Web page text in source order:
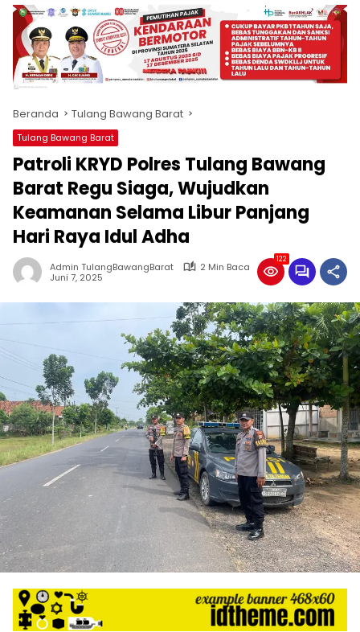
produk
antara
lain
mampu
menjadi
komunikasi
usaha
(beriklan),
fokus
pada
nasional
maupun
international,
bernuansa
lokal
dan
dinamis,
kisaran
harga
iklan
yang
relatif
lebih
murah
dari
Koran
maupun
media
siber
lainnya,
desain
Koran
dan
media
Beranda Tulang Bawang Barat
Tulang Bawang Barat
Patroli KRYD Polres Tulang Bawang
Barat Regu Siaga, Wujudkan
Keamanan Selama Libur Panjang
Hari Raya Idul Adha
Admin TulangBawangBarat
2 Min Baca
Juni 7, 2025
122